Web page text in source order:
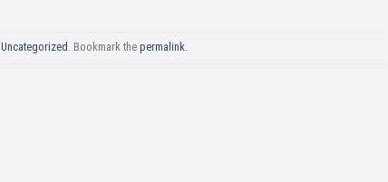
Uncategorized . Bookmark the permalink